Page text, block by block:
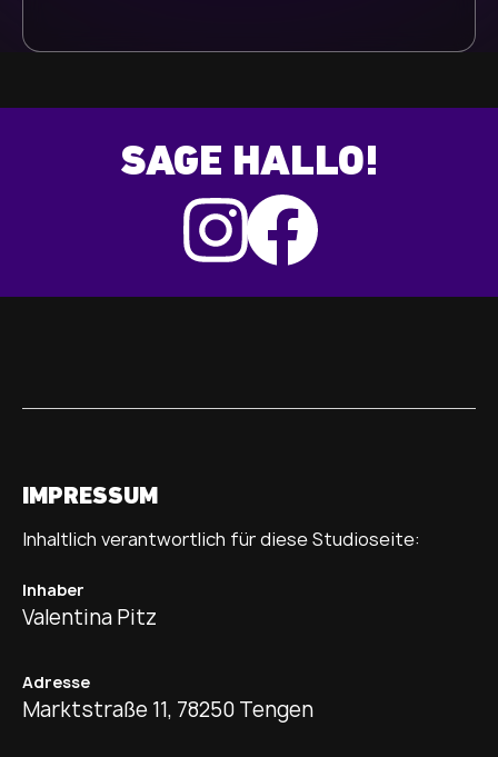
SAGE HALLO!
IMPRESSUM
Inhaltlich verantwortlich für diese Studioseite:
Inhaber
Valentina Pitz
Adresse
Marktstraße 11, 78250 Tengen